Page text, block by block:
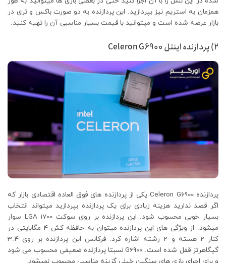
همزمان به استریم نیز بپردازید. این پردازنده به دو صورت باکس و تری در
بازار عرضه شده است و میتوانید با قیمت بسیار مناسبی آن را تهیه کنید.
۲) پردازنده اینتل Celeron G6900
پردازنده Celeron G6900 یکی از پردازنده های فوق العاده اقتصادی بازار که
اگر قصد ندارید هزینه زیادی برای یک پردازنده بپردازید میتواند انتخاب
بسیار خوبی محسوب شود. این پردازنده بر روی سوکت LGA 1700 سوار
میشود. از ویژگی های این پردازنده میتوان به حافظه کش 4 مگابایتی در
کنار 2 هسته و 2 رشته اشاره کرد. فرکانس این پردازنده بر روی 3.4
گیگاهرتز قفل شده است. G6900 نسبتا پردازنده ضعیفی محسوب می شود